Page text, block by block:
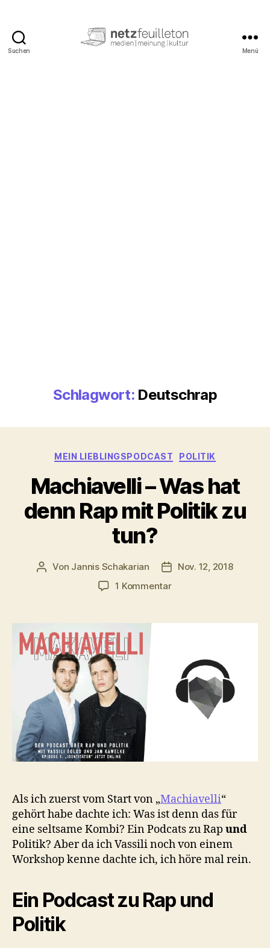
Suchen Menü
Schlagwort: Deutschrap
Kategorien
MEIN LIEBLINGSPODCAST POLITIK
Machiavelli – Was hat
denn Rap mit Politik zu
tun?
Beitragsautor
Von Jannis Schakarian
Nov. 12, 2018
1 Kommentarzu
Was
Rap
mit
Politik
zu
Als ich zuerst vom Start von „Machiavelli“
gehört habe dachte ich: Was ist denn das für
eine seltsame Kombi? Ein Podcats zu Rap und
Politik? Aber da ich Vassili noch von einem
Workshop kenne dachte ich, ich höre mal rein.
Ein Podcast zu Rap und
Politik